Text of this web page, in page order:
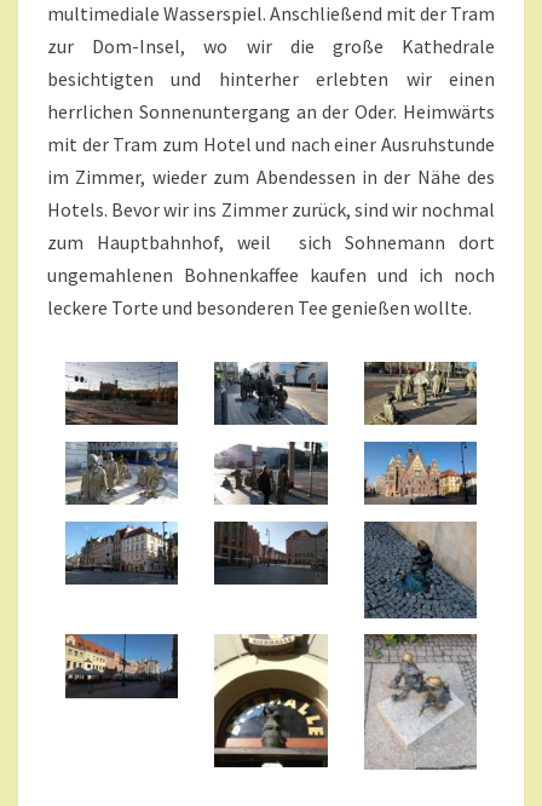
multimediale Wasserspiel. Anschließend mit der Tram
zur Dom-Insel, wo wir die große Kathedrale
besichtigten und hinterher erlebten wir einen
herrlichen Sonnenuntergang an der Oder. Heimwärts
mit der Tram zum Hotel und nach einer Ausruhstunde
im Zimmer, wieder zum Abendessen in der Nähe des
Hotels. Bevor wir ins Zimmer zurück, sind wir nochmal
zum Hauptbahnhof, weil sich Sohnemann dort
ungemahlenen Bohnenkaffee kaufen und ich noch
leckere Torte und besonderen Tee genießen wollte.